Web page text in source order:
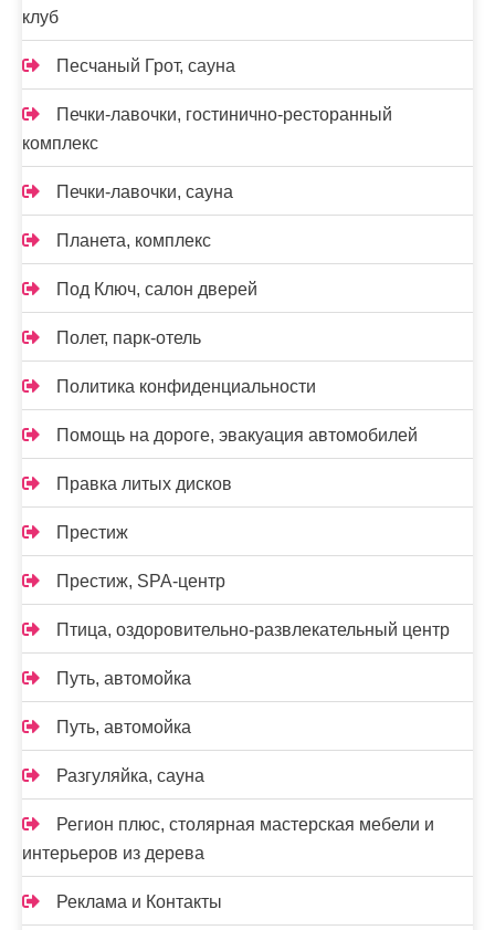
клуб
Песчаный Грот, сауна
Печки-лавочки, гостинично-ресторанный
комплекс
Печки-лавочки, сауна
Планета, комплекс
Под Ключ, салон дверей
Полет, парк-отель
Политика конфиденциальности
Помощь на дороге, эвакуация автомобилей
Правка литых дисков
Престиж
Престиж, SPA-центр
Птица, оздоровительно-развлекательный центр
Путь, автомойка
Путь, автомойка
Разгуляйка, сауна
Регион плюс, столярная мастерская мебели и
интерьеров из дерева
Реклама и Контакты